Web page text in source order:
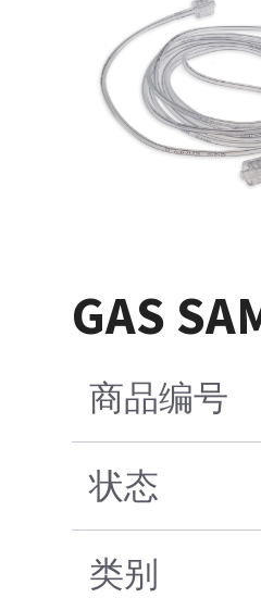
GAS
商品编号
状态
类别